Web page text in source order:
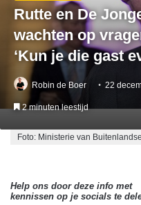
Rutte en De
wachten op
‘Kun je die gast
Robin de Boer 22
2 minuten leestijd
Foto: Ministerie van
Help ons door deze info met
kennissen op je socials te